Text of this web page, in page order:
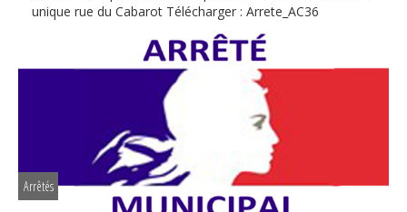
unique rue du Cabarot Télécharger : Arrete_AC36
Arrêtés